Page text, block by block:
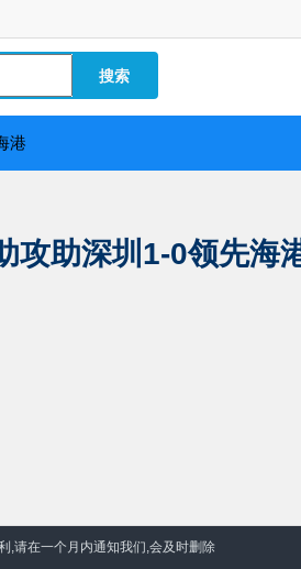
港
攻助深圳1-0领先海
,请在一个月内通知我们,会及时删除